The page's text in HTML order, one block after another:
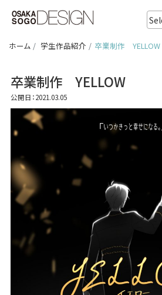
ホーム 学生作品紹介 卒業制作 YELLOW
卒業制作 YELLOW
公開日：2021.03.05